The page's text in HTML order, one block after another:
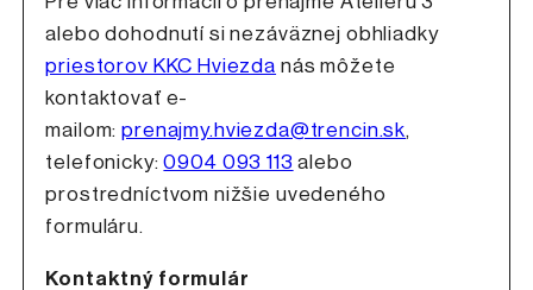
alebo dohodnutí si nezáväznej obhliadky
priestorov KKC Hviezda nás môžete
kontaktovať e-
mailom:prenajmy.hviezda@trencin.sk,
telefonicky:0904 093 113 alebo
prostredníctvom nižšie uvedeného
formuláru.
Kontaktný formulár